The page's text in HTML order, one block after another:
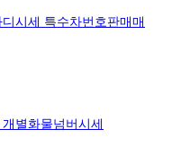
시세 특수차번호판매매
별화물넘버시세